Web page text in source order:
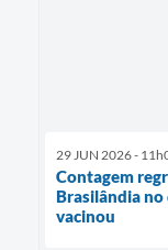
29 JUN 2026 -
Contagem
Brasilândia
vacinou